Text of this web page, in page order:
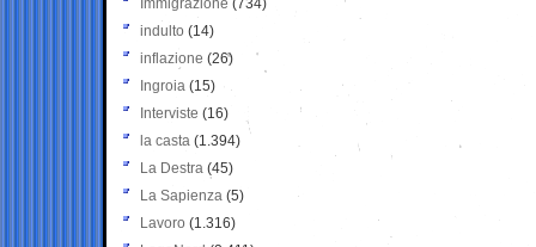
Immigrazione (734)
indulto (14)
inflazione (26)
Ingroia (15)
Interviste (16)
la casta (1.394)
La Destra (45)
La Sapienza (5)
Lavoro (1.316)